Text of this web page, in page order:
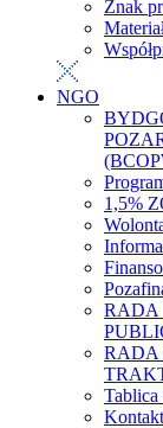
Znak
NGO
1,5%
RADA
RADA
Tablica
Kontakt